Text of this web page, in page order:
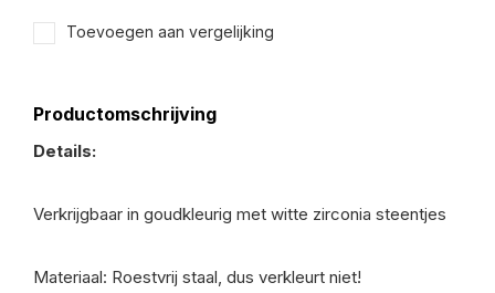
Toevoegen aan vergelijking
Productomschrijving
Details:
Verkrijgbaar in goudkleurig met witte zirconia steentjes
Materiaal: Roestvrij staal, dus verkleurt niet!